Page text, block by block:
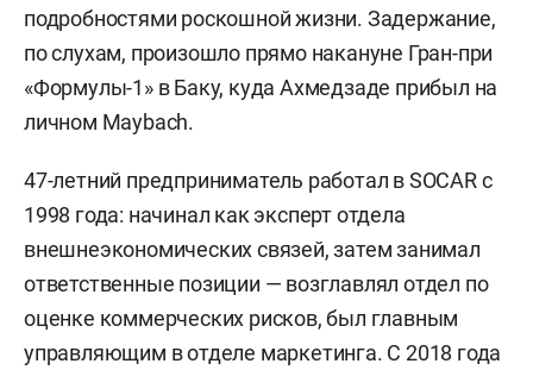
подробностями роскошной жизни. Задержание,
по слухам, произошло прямо накануне Гран-при
«Формулы-1» в Баку, куда Ахмедзаде прибыл на
личном Maybach.
47-летний предприниматель работал в SOCAR с
1998 года: начинал как эксперт отдела
внешнеэкономических связей, затем занимал
ответственные позиции — возглавлял отдел по
оценке коммерческих рисков, был главным
управляющим в отделе маркетинга. С 2018 года